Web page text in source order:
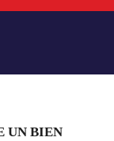
UN BIEN